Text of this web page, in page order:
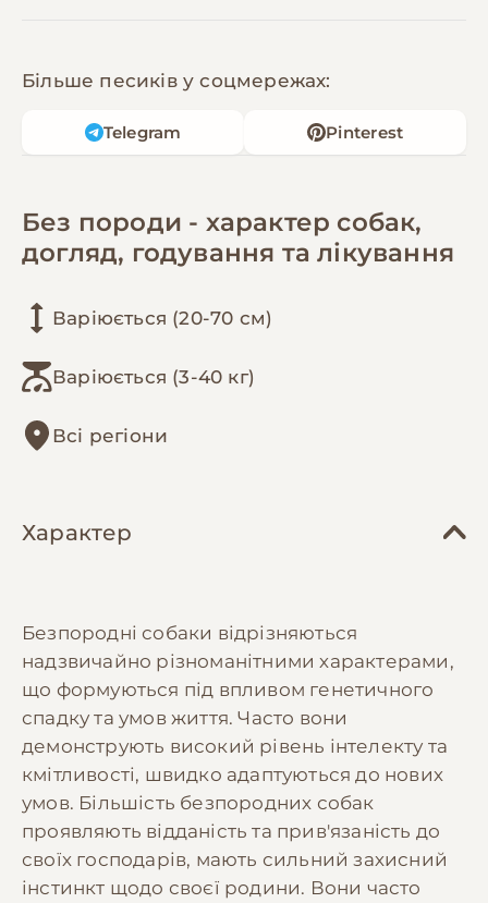
Більше песиків у соцмережах:
Telegram Pinterest
Без породи - характер собак,
догляд, годування та лікування
Варіюється (20-70 см)
Варіюється (3-40 кг)
Всі регіони
Характер
Безпородні собаки відрізняються
надзвичайно різноманітними характерами,
що формуються під впливом генетичного
спадку та умов життя. Часто вони
демонструють високий рівень інтелекту та
кмітливості, швидко адаптуються до нових
умов. Більшість безпородних собак
проявляють відданість та прив'язаність до
своїх господарів, мають сильний захисний
інстинкт щодо своєї родини. Вони часто